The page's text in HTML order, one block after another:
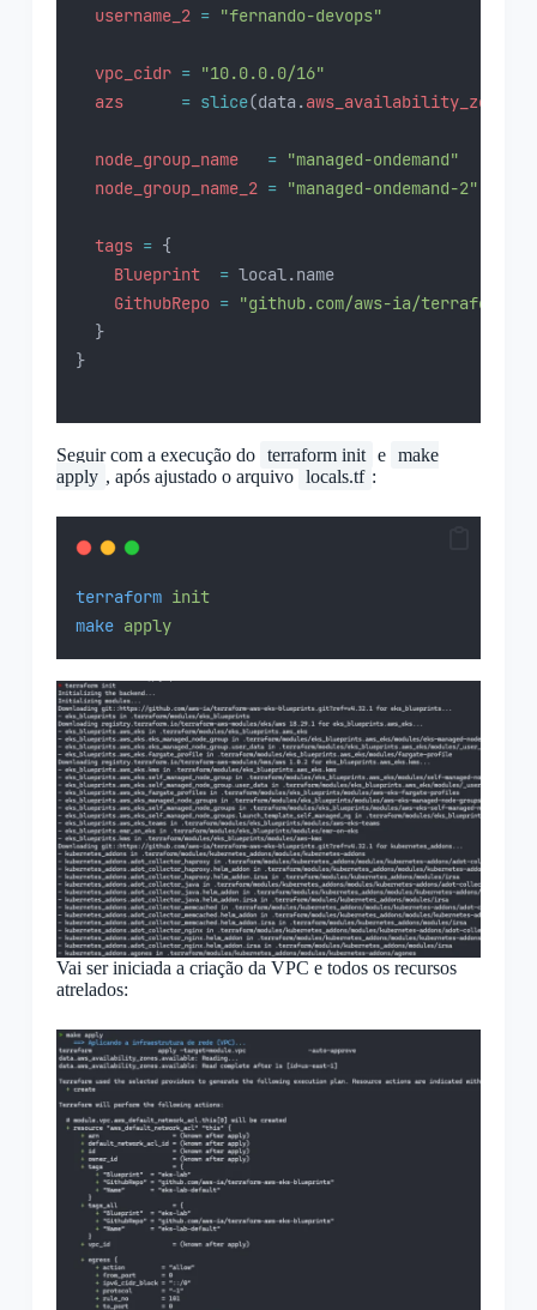
username_2 = "fernando-devops"
vpc_cidr = "10.0.0.0/16"
azs = slice(data.aws_availability_zones
node_group_name = "managed-ondemand"
node_group_name_2 = "managed-ondemand-2"
tags = {
Blueprint
= local.name
GithubRepo = "github.com/aws-ia/terraform-
  }
}
Seguir com a execução do terraform init e make
apply , após ajustado o arquivo locals.tf :
terraform init
make apply
Vai ser iniciada a criação da VPC e todos os recursos
atrelados: